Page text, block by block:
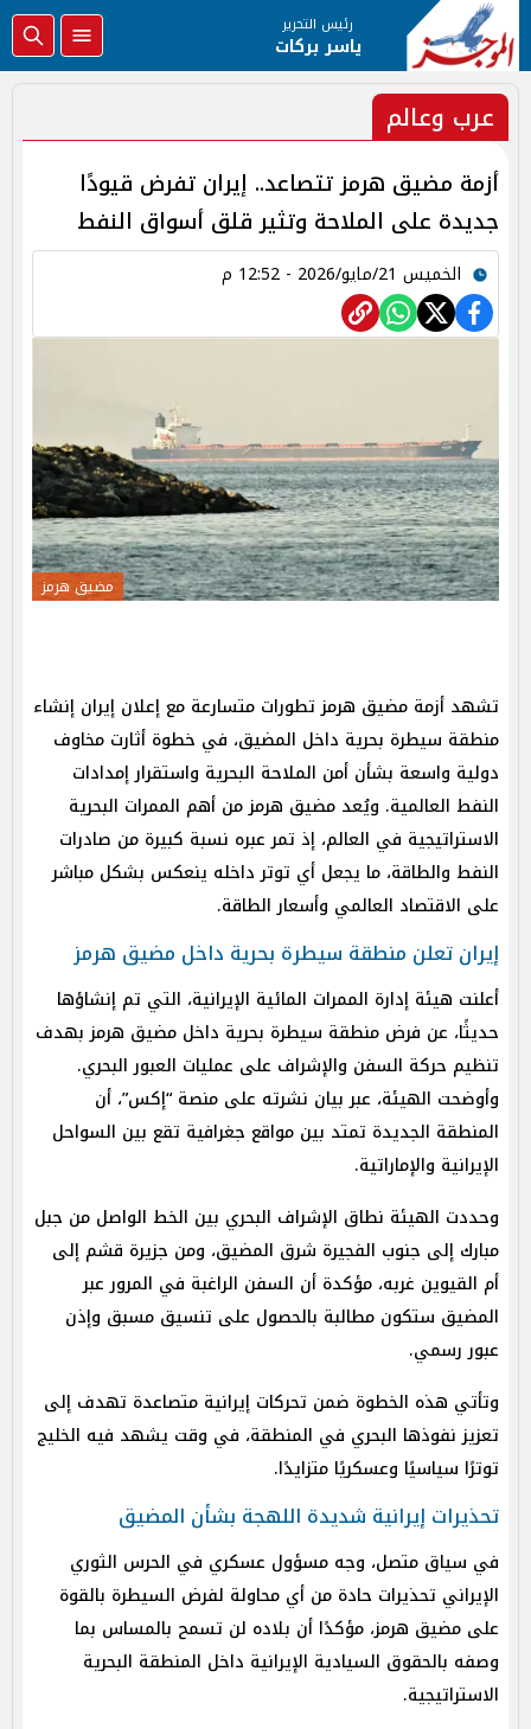
رئيس التحرير
ياسر بركات
عرب وعالم
أزمة مضيق هرمز تتصاعد.. إيران تفرض قيودًا
جديدة على الملاحة وتثير قلق أسواق النفط
الخميس 21/مايو/2026 - 12:52 م
مضيق هرمز
تشهد أزمة مضيق هرمز تطورات متسارعة مع إعلان إيران إنشاء
منطقة سيطرة بحرية داخل المضيق، في خطوة أثارت مخاوف
دولية واسعة بشأن أمن الملاحة البحرية واستقرار إمدادات
النفط العالمية. ويُعد مضيق هرمز من أهم الممرات البحرية
الاستراتيجية في العالم، إذ تمر عبره نسبة كبيرة من صادرات
النفط والطاقة، ما يجعل أي توتر داخله ينعكس بشكل مباشر
على الاقتصاد العالمي وأسعار الطاقة.
إيران تعلن منطقة سيطرة بحرية داخل مضيق هرمز
أعلنت هيئة إدارة الممرات المائية الإيرانية، التي تم إنشاؤها
حديثًا، عن فرض منطقة سيطرة بحرية داخل مضيق هرمز بهدف
تنظيم حركة السفن والإشراف على عمليات العبور البحري.
وأوضحت الهيئة، عبر بيان نشرته على منصة “إكس”، أن
المنطقة الجديدة تمتد بين مواقع جغرافية تقع بين السواحل
الإيرانية والإماراتية.
وحددت الهيئة نطاق الإشراف البحري بين الخط الواصل من جبل
مبارك إلى جنوب الفجيرة شرق المضيق، ومن جزيرة قشم إلى
أم القيوين غربه، مؤكدة أن السفن الراغبة في المرور عبر
المضيق ستكون مطالبة بالحصول على تنسيق مسبق وإذن
عبور رسمي.
وتأتي هذه الخطوة ضمن تحركات إيرانية متصاعدة تهدف إلى
تعزيز نفوذها البحري في المنطقة، في وقت يشهد فيه الخليج
توترًا سياسيًا وعسكريًا متزايدًا.
تحذيرات إيرانية شديدة اللهجة بشأن المضيق
في سياق متصل، وجه مسؤول عسكري في الحرس الثوري
الإيراني تحذيرات حادة من أي محاولة لفرض السيطرة بالقوة
على مضيق هرمز، مؤكدًا أن بلاده لن تسمح بالمساس بما
وصفه بالحقوق السيادية الإيرانية داخل المنطقة البحرية
الاستراتيجية.